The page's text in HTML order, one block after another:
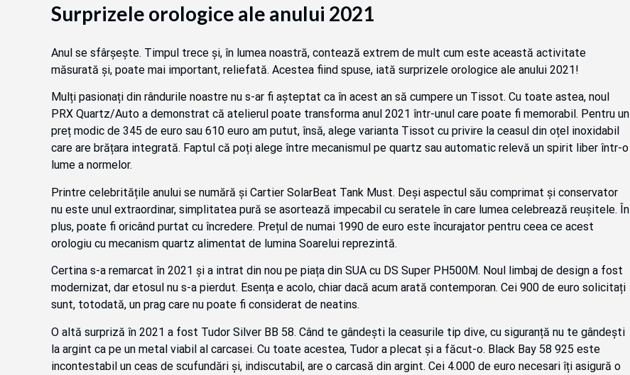
Surprizele orologice ale anului 2021
Anul se sfârșește. Timpul trece și, în lumea noastră, contează extrem de mult cum este această activitate
măsurată și, poate mai important, reliefată. Acestea fiind spuse, iată surprizele orologice ale anului 2021!
Mulți pasionați din rândurile noastre nu s-ar fi așteptat ca în acest an să cumpere un Tissot. Cu toate astea, noul
PRX Quartz/Auto a demonstrat că atelierul poate transforma anul 2021 într-unul care poate fi memorabil. Pentru un
preț modic de 345 de euro sau 610 euro am putut, însă, alege varianta Tissot cu privire la ceasul din oțel inoxidabil
care are brățara integrată. Faptul că poți alege între mecanismul pe quartz sau automatic relevă un spirit liber într-o
lume a normelor.
Printre celebritățile anului se numără și Cartier SolarBeat Tank Must. Deși aspectul său comprimat și conservator
nu este unul extraordinar, simplitatea pură se asortează impecabil cu seratele în care lumea celebrează reușitele. În
plus, poate fi oricând purtat cu încredere. Prețul de numai 1990 de euro este încurajator pentru ceea ce acest
orologiu cu mecanism quartz alimentat de lumina Soarelui reprezintă.
Certina s-a remarcat în 2021 și a intrat din nou pe piața din SUA cu DS Super PH500M. Noul limbaj de design a fost
modernizat, dar etosul nu s-a pierdut. Esența e acolo, chiar dacă acum arată contemporan. Cei 900 de euro solicitați
sunt, totodată, un prag care nu poate fi considerat de neatins.
O altă surpriză în 2021 a fost Tudor Silver BB 58. Când te gândești la ceasurile tip dive, cu siguranță nu te gândești
la argint ca pe un metal viabil al carcasei. Cu toate acestea, Tudor a plecat și a făcut-o. Black Bay 58 925 este
incontestabil un ceas de scufundări și, indiscutabil, are o carcasă din argint. Cei 4.000 de euro necesari îți asigură o